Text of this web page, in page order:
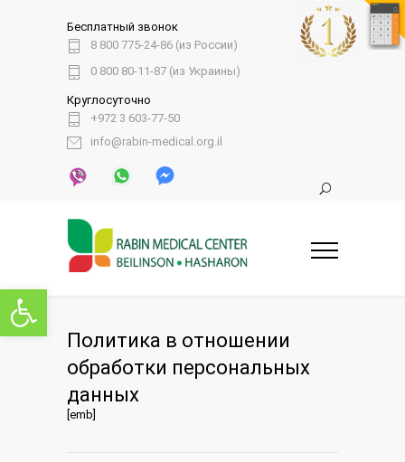
Открыть панель инструментов
Бесплатный звонок
8 800 775-24-86 (из России)
0 800 80-11-87 (из Украины)
Круглосуточно
+972 3 603-77-50
info@rabin-medical.org.il
Политика в отношении
обработки персональных
данных
[emb]